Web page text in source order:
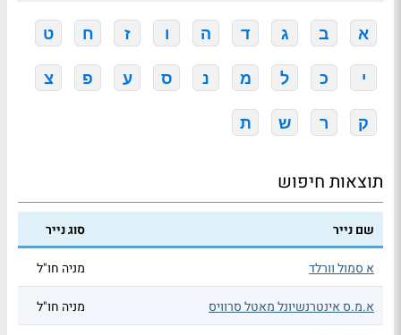
א ב ג ד ה ו ז ח ט
י כ ל מ נ ס ע פ צ
ק ר ש ת
תוצאות חיפוש
שם נייר סוג נייר
א סמול וורלד מניה חו"ל
א.מ.ס אינטרנשיונל מאטל סרוויס מניה חו"ל